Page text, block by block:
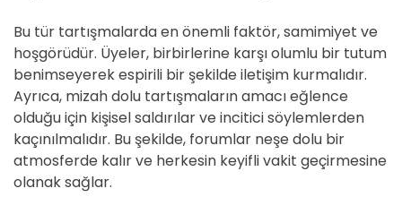
Bu tür tartışmalarda en önemli faktör, samimiyet ve
hoşgörüdür. Üyeler, birbirlerine karşı olumlu bir tutum
benimseyerek espirili bir şekilde iletişim kurmalıdır.
Ayrıca, mizah dolu tartışmaların amacı eğlence
olduğu için kişisel saldırılar ve incitici söylemlerden
kaçınılmalıdır. Bu şekilde, forumlar neşe dolu bir
atmosferde kalır ve herkesin keyifli vakit geçirmesine
olanak sağlar.